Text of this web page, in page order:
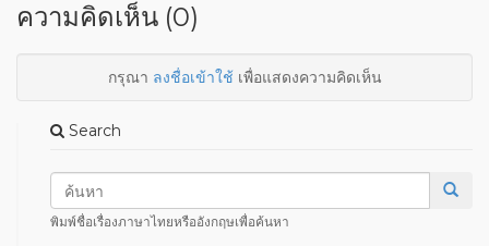
ความคิดเห็น (0)
กรุณา ลงชื่อเข้าใช้เพื่อแสดงความคิดเห็น
Search
พิมพ์ชื่อเรื่องภาษาไทยหรืออังกฤษเพื่อค้นหา